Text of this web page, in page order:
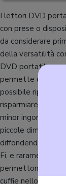
I lettori DVD
con prese o
da considerare
della versatilità
DVD portatile a
permette di
possibile
risparmiare molto
minor ingombro
piccole
diffondendo in
Fi, e raramente
permettono di
cuffie nello